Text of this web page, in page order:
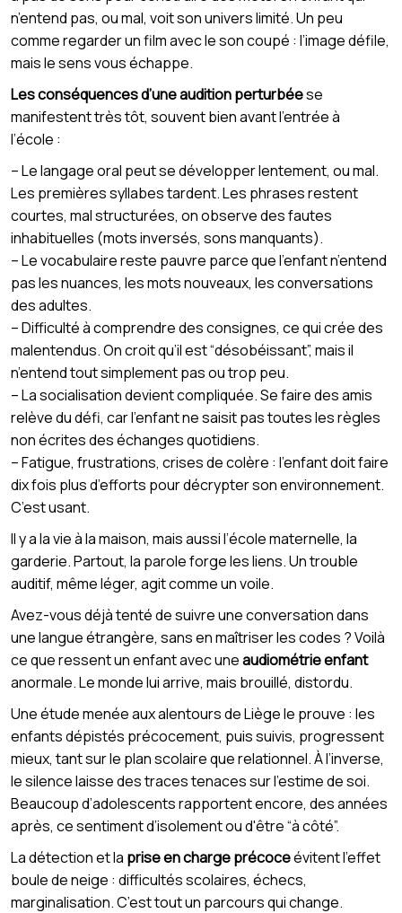
n’entend pas, ou mal, voit son univers limité. Un peu
comme regarder un film avec le son coupé : l’image défile,
mais le sens vous échappe.
Les conséquences d’une audition perturbéese
manifestent très tôt, souvent bien avant l’entrée à
l’école :
– Le langage oral peut se développer lentement, ou mal.
Les premières syllabes tardent. Les phrases restent
courtes, mal structurées, on observe des fautes
inhabituelles (mots inversés, sons manquants).
– Le vocabulaire reste pauvre parce que l’enfant n’entend
pas les nuances, les mots nouveaux, les conversations
des adultes.
– Difficulté à comprendre des consignes, ce qui crée des
malentendus. On croit qu’il est “désobéissant”, mais il
n’entend tout simplement pas ou trop peu.
– La socialisation devient compliquée. Se faire des amis
relève du défi, car l’enfant ne saisit pas toutes les règles
non écrites des échanges quotidiens.
– Fatigue, frustrations, crises de colère : l’enfant doit faire
dix fois plus d’efforts pour décrypter son environnement.
C’est usant.
Il y a la vie à la maison, mais aussi l’école maternelle, la
garderie. Partout, la parole forge les liens. Un trouble
auditif, même léger, agit comme un voile.
Avez-vous déjà tenté de suivre une conversation dans
une langue étrangère, sans en maîtriser les codes ? Voilà
ce que ressent un enfant avec uneaudiométrie enfant
anormale. Le monde lui arrive, mais brouillé, distordu.
Une étude menée aux alentours de Liège le prouve : les
enfants dépistés précocement, puis suivis, progressent
mieux, tant sur le plan scolaire que relationnel. À l’inverse,
le silence laisse des traces tenaces sur l’estime de soi.
Beaucoup d’adolescents rapportent encore, des années
après, ce sentiment d’isolement ou d'être “à côté”.
La détection et la prise en charge précoceévitent l’effet
boule de neige : difficultés scolaires, échecs,
marginalisation. C’est tout un parcours qui change.